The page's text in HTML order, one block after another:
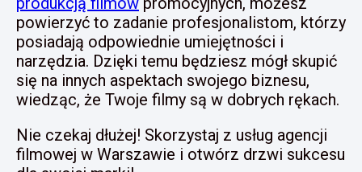
powierzyć to zadanie profesjonalistom, którzy
posiadają odpowiednie umiejętności i
narzędzia. Dzięki temu będziesz mógł skupić
się na innych aspektach swojego biznesu,
wiedząc, że Twoje filmy są w dobrych rękach.
Nie czekaj dłużej! Skorzystaj z usług agencji
filmowej w Warszawie i otwórz drzwi sukcesu